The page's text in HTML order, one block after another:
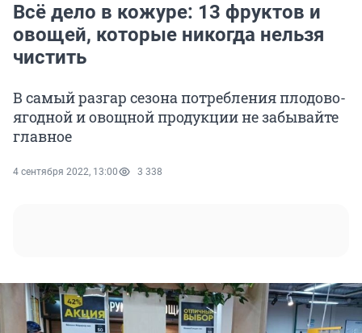
Всё дело в кожуре: 13 фруктов и
овощей, которые никогда нельзя
чистить
В самый разгар сезона потребления плодово-
ягодной и овощной продукции не забывайте
главное
4 сентября 2022, 13:00 3 338